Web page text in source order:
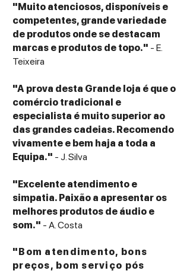
Peso: 3,98 kg
Ruído de Funcionamento: 26 dB (Modo
Eco)
Conteúdo da embalagem
1x Comando à distância (com pilhas
incluídas)
1x Cabo de alimentação AC
1x Guia de início rápido
1x Manual do utilizador básico
"Muito atenciosos, disponíveis e
competentes, grande variedade
de produtos onde se destacam
marcas e produtos de topo." - E.
Teixeira
"A prova desta Grande loja é que o
comércio tradicional e
especialista é muito superior ao
das grandes cadeias. Recomendo
vivamente e bem haja a toda a
Equipa." - J. Silva
"Excelente atendimento e
simpatia. Paixão a apresentar os
melhores produtos de áudio e
som." - A. Costa
"Bom atendimento, bons
preços, bom serviço pós